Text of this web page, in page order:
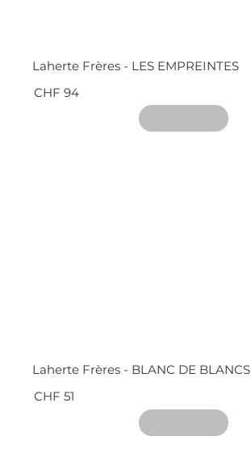
Laherte Frères - LES EMPREINTES
CHF 94
Laherte Frères - BLANC DE BLANCS
CHF 51